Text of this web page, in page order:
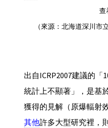
查
（來源：北海道深川市
出自ICRP2007建議的「
統計上不顯著」，是基
獲得的見解（原爆輻射
其他許多大型研究裡，